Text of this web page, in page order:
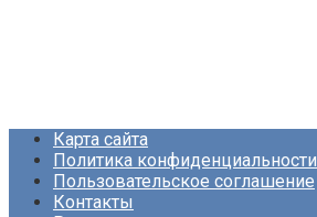
Карта сайта
Политика конфиденциальности
Пользовательское соглашение
Контакты